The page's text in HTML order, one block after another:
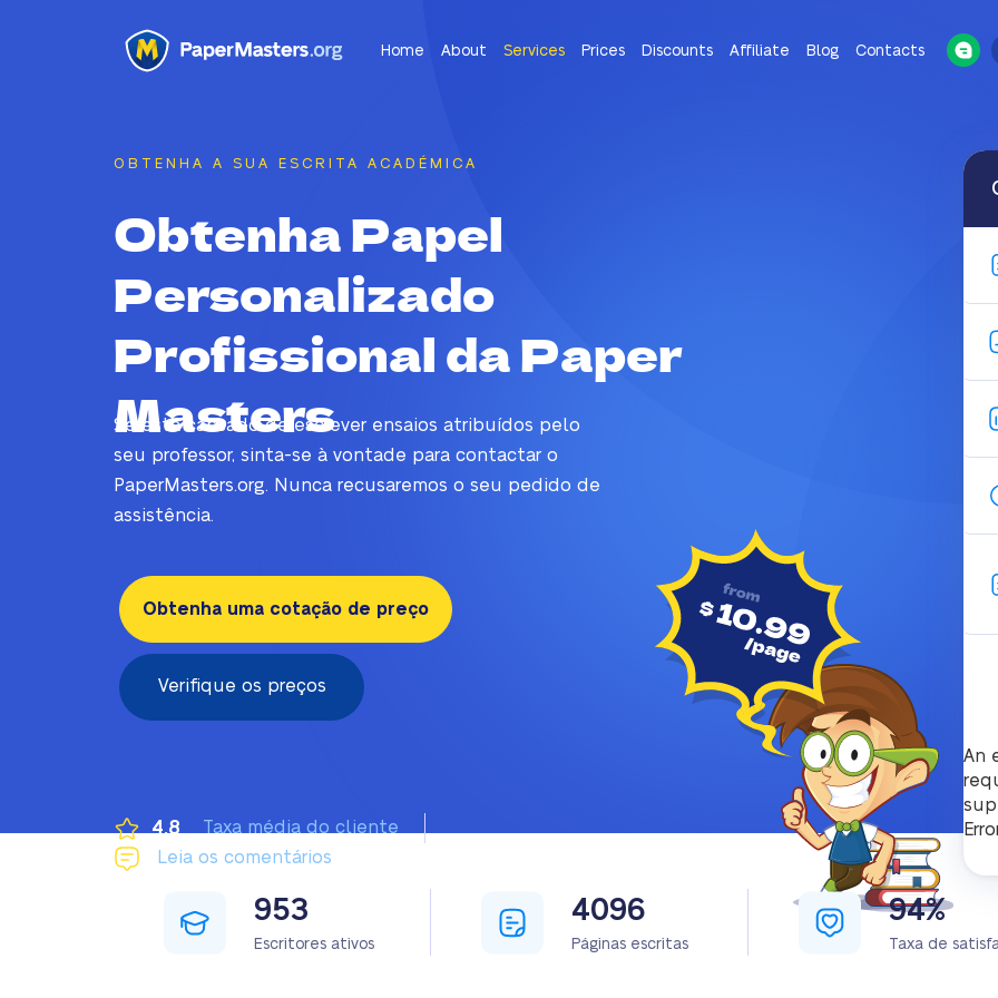
Home About Services Prices Discounts Affiliate Blog Contacts
OBTENHA A SUA ESCRITA ACADÉMICA
Obtenha Papel
Personalizado
Profissional da Paper
Masters
Se está cansado de escrever ensaios atribuídos pelo
seu professor, sinta-se à vontade para contactar o
PaperMasters.org. Nunca recusaremos o seu pedido de
assistência.
Obtenha uma cotação de preço
Verifique os preços
4.8
Taxa média do cliente
Leia os comentários
An
953
Escritores ativos
4096
Páginas escritas
94%
Taxa de